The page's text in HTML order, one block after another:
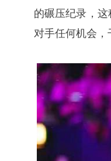
的碾压纪录，
对手任何机会，